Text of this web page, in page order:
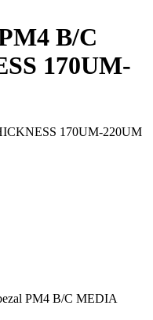
B/C
170UM-
170UM-220UM
PM4 B/C MEDIA